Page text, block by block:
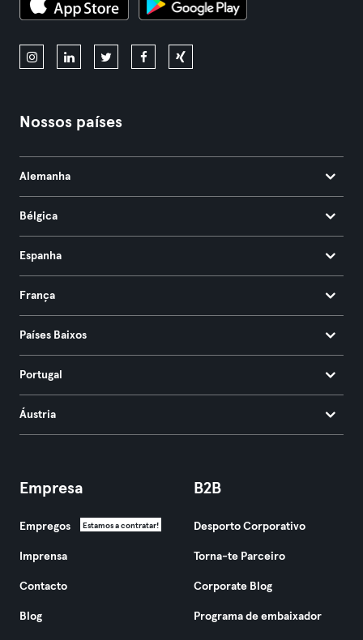
Nossos países
Alemanha
Bélgica
Espanha
França
Países Baixos
Portugal
Áustria
Empresa
Empregos Estamos a contratar!
Imprensa
Contacto
Blog
B2B
Desporto Corporativo
Torna-te Parceiro
Corporate Blog
Programa de embaixador